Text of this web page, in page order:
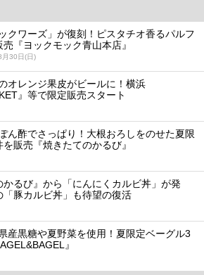
クワーズ」が復刻！ピスタチオ香るパルフ
売『ヨックモック青山本店』
月30日(日)
オレンジ果皮がビールに！横浜
』等で限定販売スタート
ん酢でさっぱり！大根おろしをのせた夏限
販売『焼きたてのかるび』
かるび』から「にんにくカルビ丼」が発
「豚カルビ丼」も待望の復活
産黒糖や夏野菜を使用！夏限定ベーグル3
』